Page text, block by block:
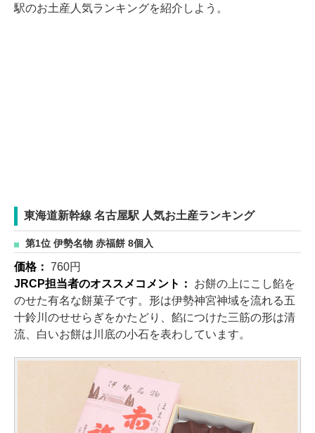
駅のお土産人気ランキングを紹介しよう。
東海道新幹線 名古屋駅 人気お土産ランキング
第1位 伊勢名物 赤福餅 8個入
価格： 760円
JRCP担当者のオススメコメント： お餅の上にこし餡を
のせた有名な餅菓子です。形は伊勢神宮神域を流れる五
十鈴川のせせらぎをかたどり、餡につけた三筋の形は清
流、白いお餅は川底の小石を表わしています。